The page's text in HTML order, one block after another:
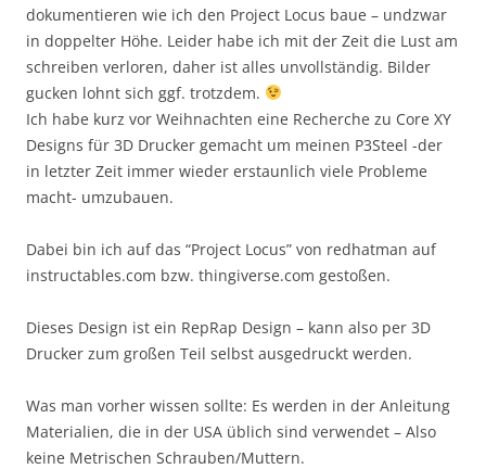
dokumentieren wie ich den Project Locus baue – undzwar
in doppelter Höhe. Leider habe ich mit der Zeit die Lust am
schreiben verloren, daher ist alles unvollständig. Bilder
gucken lohnt sich ggf. trotzdem.
Ich habe kurz vor Weihnachten eine Recherche zu Core XY
Designs für 3D Drucker gemacht um meinen P3Steel -der
in letzter Zeit immer wieder erstaunlich viele Probleme
macht- umzubauen.
Dabei bin ich auf das “Project Locus” von redhatman auf
instructables.com bzw. thingiverse.com gestoßen.
Dieses Design ist ein RepRap Design – kann also per 3D
Drucker zum großen Teil selbst ausgedruckt werden.
Was man vorher wissen sollte: Es werden in der Anleitung
Materialien, die in der USA üblich sind verwendet – Also
keine Metrischen Schrauben/Muttern.